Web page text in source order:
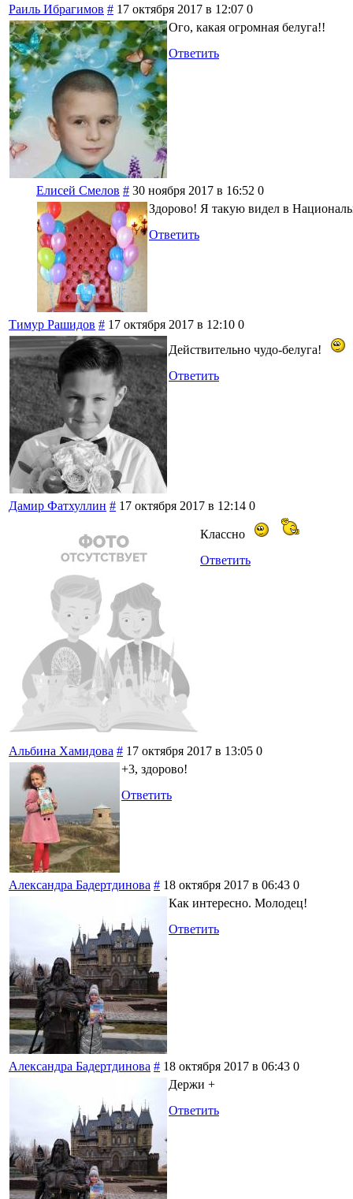
Раиль Ибрагимов # 17 октября 2017 в 12:07 0
Ого, какая огромная белуга!!
Ответить
Елисей Смелов # 30 ноября 2017 в 16:52 0
Здорово! Я такую видел в
Ответить
Тимур Рашидов # 17 октября 2017 в 12:10 0
Действительно чудо-белуга!
Ответить
Дамир Фатхуллин # 17 октября 2017 в 12:14 0
Классно
Ответить
Альбина Хамидова # 17 октября 2017 в 13:05 0
+3, здорово!
Ответить
Александра Бадертдинова # 18 октября 2017 в 06:43 0
Как интересно. Молодец!
Ответить
Александра Бадертдинова # 18 октября 2017 в 06:43 0
Держи +
Ответить